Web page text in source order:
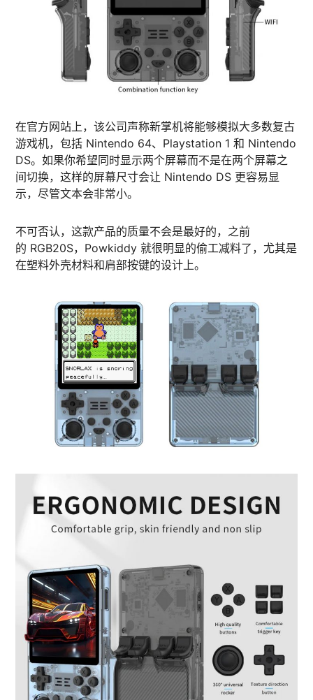
在官方网站上，该公司声称新掌机将能够模拟大多数复古
游戏机，包括 Nintendo 64、Playstation 1 和 Nintendo
DS。如果你希望同时显示两个屏幕而不是在两个屏幕之
间切换，这样的屏幕尺寸会让 Nintendo DS 更容易显
示，尽管文本会非常小。
不可否认，这款产品的质量不会是最好的，之前
的 RGB20S，Powkiddy 就很明显的偷工减料了，尤其是
在塑料外壳材料和肩部按键的设计上。